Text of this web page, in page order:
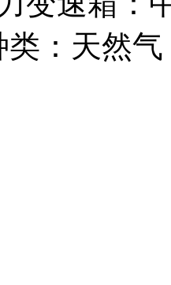
： 天然气